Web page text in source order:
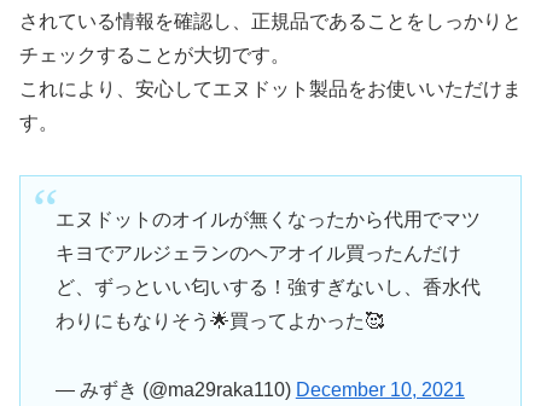
されている情報を確認し、正規品であることをしっかりと
チェックすることが大切です。
これにより、安心してエヌドット製品をお使いいただけま
す。
エヌドットのオイルが無くなったから代用でマツ
キヨでアルジェランのヘアオイル買ったんだけ
ど、ずっといい匂いする！強すぎないし、香水代
わりにもなりそう🌟買ってよかった🥰
— みずき (@ma29raka110) December 10, 2021